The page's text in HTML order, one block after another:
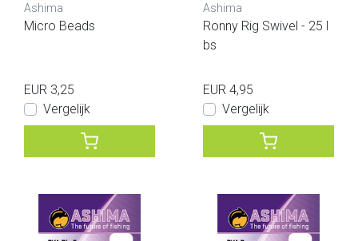
Ashima
Micro Beads
EUR 3,25
Vergelijk
Ashima
Ronny Rig Swivel - 25 l
bs
EUR 4,95
Vergelijk